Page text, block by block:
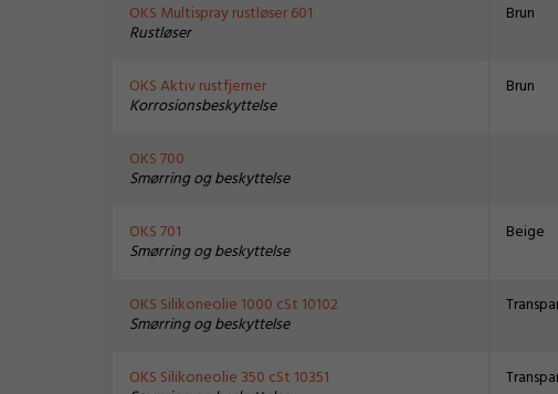
OKS Multispray rustløser 601
Rustløser
Brun
OKS Aktiv rustfjerner
Korrosionsbeskyttelse
Brun
OKS 700
Smørring og beskyttelse
OKS 701
Smørring og beskyttelse
Beige
OKS Silikoneolie 1000 cSt 10102
Smørring og beskyttelse
OKS Silikoneolie 350 cSt 10351